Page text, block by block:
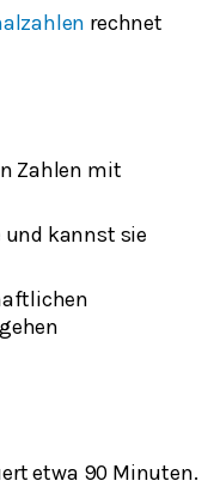
rechnet
Zahlen mit
und kannst sie
etwa 90 Minuten.